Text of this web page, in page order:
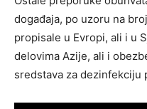
događaja, po uzoru na
propisale u Evropi, ali i u
delovima Azije, ali i
sredstava za dezinfekciju